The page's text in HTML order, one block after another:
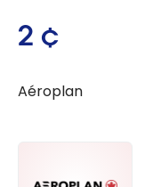
2 ¢
Aéroplan